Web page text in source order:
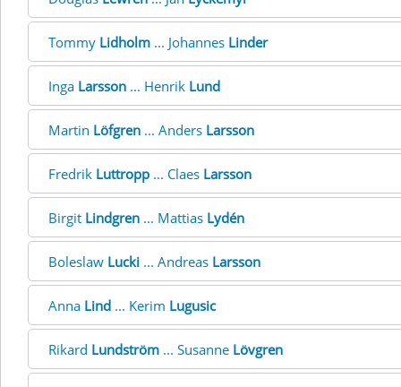
Tommy Lidholm ... Johannes Linder
Inga Larsson ... Henrik Lund
Martin Löfgren ... Anders Larsson
Fredrik Luttropp ... Claes Larsson
Birgit Lindgren ... Mattias Lydén
Boleslaw Lucki ... Andreas Larsson
Anna Lind ... Kerim Lugusic
Rikard Lundström ... Susanne Lövgren